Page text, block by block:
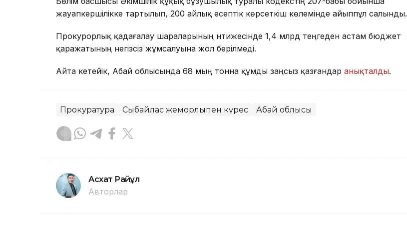
жауапкершілікке тартылып, 200 айлық есептік көрсеткіш көлемінде айыппұл салынды.
Прокурорлық қадағалау шараларының нәтижесінде 1,4 млрд теңгеден астам бюджет
қаражатының негізсіз жұмсалуына жол берілмеді.
Айта кетейік, Абай облысында 68 мың тонна құмды заңсыз қазғандар анықталды.
Прокуратура Сыбайлас жемқорлықпен күрес Абай облысы
Асхат Райқұл
Авторлар